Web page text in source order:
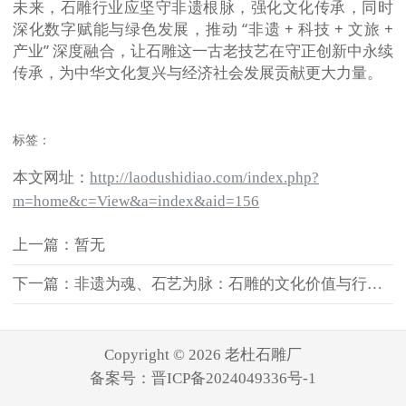
未来，石雕行业应坚守非遗根脉，强化文化传承，同时
深化数字赋能与绿色发展，推动 “非遗 + 科技 + 文旅 +
产业” 深度融合，让石雕这一古老技艺在守正创新中永续
传承，为中华文化复兴与经济社会发展贡献更大力量。
标签：
本文网址： http://laodushidiao.com/index.php?
m=home&c=View&a=index&aid=156
上一篇：暂无
下一篇：非遗为魂、石艺为脉：石雕的文化价值与行业发展优势
Copyright © 2026 老杜石雕厂
备案号： 晋ICP备2024049336号-1